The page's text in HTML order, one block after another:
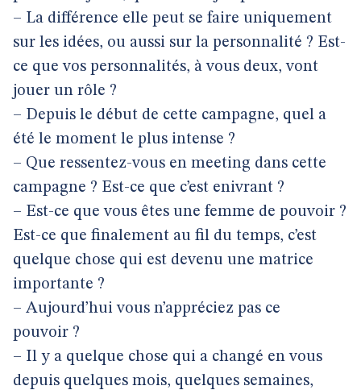
– La différence elle peut se faire uniquement
sur les idées, ou aussi sur la personnalité ? Est-
ce que vos personnalités, à vous deux, vont
jouer un rôle ?
– Depuis le début de cette campagne, quel a
été le moment le plus intense ?
– Que ressentez-vous en meeting dans cette
campagne ? Est-ce que c’est enivrant ?
– Est-ce que vous êtes une femme de pouvoir ?
Est-ce que finalement au fil du temps, c’est
quelque chose qui est devenu une matrice
importante ?
– Aujourd’hui vous n’appréciez pas ce
pouvoir ?
– Il y a quelque chose qui a changé en vous
depuis quelques mois, quelques semaines,